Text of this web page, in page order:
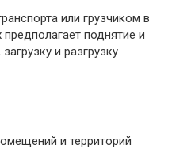
или грузчиком в
предполагает поднятие и
и разгрузку
и территорий